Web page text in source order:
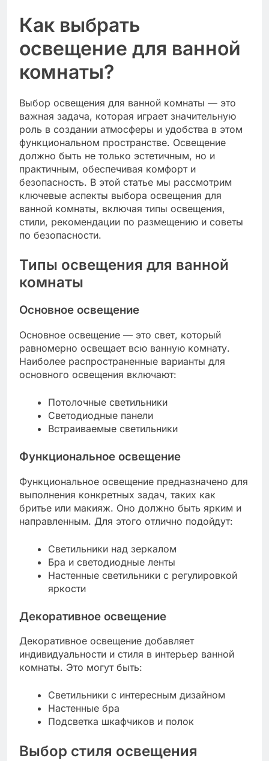
Как выбрать
освещение для ванной
комнаты?
Выбор освещения для ванной комнаты — это
важная задача, которая играет значительную
роль в создании атмосферы и удобства в этом
функциональном пространстве. Освещение
должно быть не только эстетичным, но и
практичным, обеспечивая комфорт и
безопасность. В этой статье мы рассмотрим
ключевые аспекты выбора освещения для
ванной комнаты, включая типы освещения,
стили, рекомендации по размещению и советы
по безопасности.
Типы освещения для ванной
комнаты
Основное освещение
Основное освещение — это свет, который
равномерно освещает всю ванную комнату.
Наиболее распространенные варианты для
основного освещения включают:
Потолочные светильники
Светодиодные панели
Встраиваемые светильники
Функциональное освещение
Функциональное освещение предназначено для
выполнения конкретных задач, таких как
бритье или макияж. Оно должно быть ярким и
направленным. Для этого отлично подойдут:
Светильники над зеркалом
Бра и светодиодные ленты
Настенные светильники с регулировкой
яркости
Декоративное освещение
Декоративное освещение добавляет
индивидуальности и стиля в интерьер ванной
комнаты. Это могут быть:
Светильники с интересным дизайном
Настенные бра
Подсветка шкафчиков и полок
Выбор стиля освещения